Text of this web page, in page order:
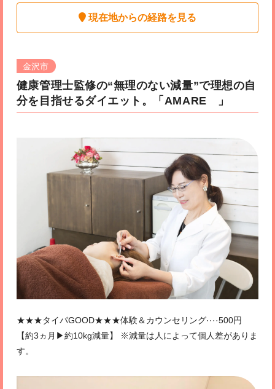
現在地からの経路を見る
金沢市
健康管理士監修の“無理のない減量”で理想の自
分を目指せるダイエット。
「AMARE 」
★★★タイパGOOD★★★体験＆カウンセリング····500円
【約3ヵ月▶約10kg減量】 ※減量は人によって個人差がありま
す。